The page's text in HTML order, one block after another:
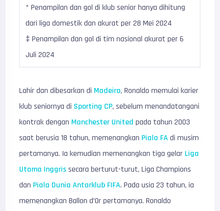
* Penampilan dan gol di klub senior hanya dihitung
dari liga domestik dan akurat per 28 Mei 2024
‡ Penampilan dan gol di tim nasional akurat per 6
Juli 2024
Lahir dan dibesarkan di Madeira, Ronaldo memulai karier
klub seniornya di Sporting CP, sebelum menandatangani
kontrak dengan Manchester United pada tahun 2003
saat berusia 18 tahun, memenangkan Piala FAdi musim
pertamanya. Ia kemudian memenangkan tiga gelar Liga
Utama Inggrissecara berturut-turut, Liga Champions
dan Piala Dunia Antarklub FIFA. Pada usia 23 tahun, ia
memenangkan Ballon d’Or pertamanya. Ronaldo